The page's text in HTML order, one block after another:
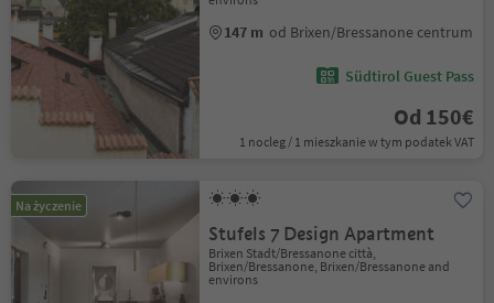
147 m od Brixen/Bressanone centrum
Südtirol Guest Pass
Od 150€
1 nocleg / 1 mieszkanie w tym podatek VAT
Na życzenie
Stufels 7 Design Apartment
Brixen Stadt/Bressanone città,
Brixen/Bressanone, Brixen/Bressanone and
environs